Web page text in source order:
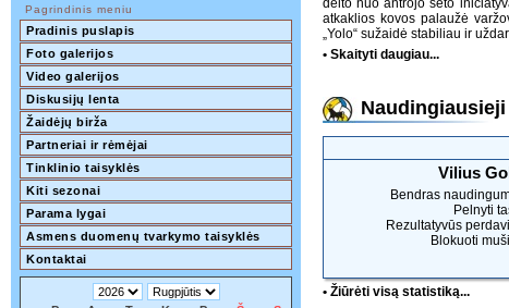
Pagrindinis meniu
Pradinis puslapis
Foto galerijos
Video galerijos
Diskusijų lenta
Žaidėjų birža
Partneriai ir rėmėjai
Tinklinio taisyklės
Kiti sezonai
Parama lygai
Asmens duomenų tvarkymo taisyklės
Kontaktai
dėlto nuo antrojo seto
atkaklios kovos palaužė
„Yolo“ sužaidė stabiliau ir
• Skaityti daugiau...
Vilius
Bendras
Pelnyti
Rezultatyvūs
Blokuoti
• Žiūrėti visą statistiką...